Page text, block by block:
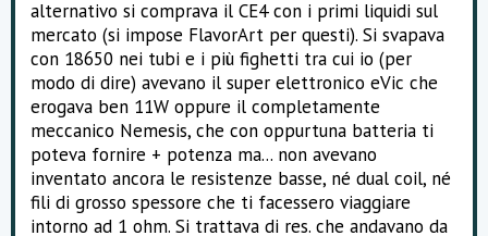
alternativo si comprava il CE4 con i primi liquidi sul
mercato (si impose FlavorArt per questi). Si svapava
con 18650 nei tubi e i più fighetti tra cui io (per
modo di dire) avevano il super elettronico eVic che
erogava ben 11W oppure il completamente
meccanico Nemesis, che con oppurtuna batteria ti
poteva fornire + potenza ma... non avevano
inventato ancora le resistenze basse, né dual coil, né
fili di grosso spessore che ti facessero viaggiare
intorno ad 1 ohm. Si trattava di res. che andavano da